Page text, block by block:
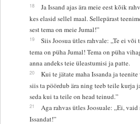
18
Ja Issand ajas ära meie eest kõik
kes elasid sellel maal. Sellepärast
sest tema on meie Jumal!”
19
Siis Joosua ütles rahvale: „Te ei või
tema on püha Jumal! Tema on püha
anna andeks teie üleastumisi ja patte.
20
Kui te jätate maha Issanda ja
siis ta pöördub ära ning teeb teile kurja
seda kui ta teile on head teinud.”
21
Aga rahvas ütles Joosuale: „Ei, vaid
Issandat!”